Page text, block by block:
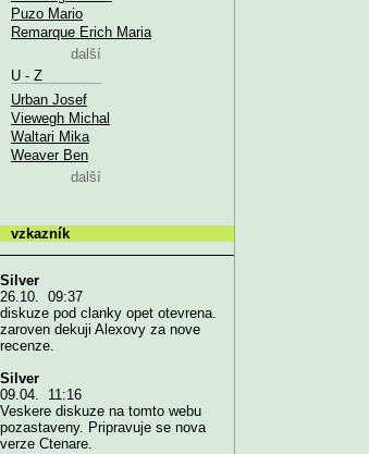
Puzo Mario
Remarque Erich Maria
další
U - Z
Urban Josef
Viewegh Michal
Waltari Mika
Weaver Ben
další
vzkazník
Silver
26.10. 09:37
diskuze pod clanky opet otevrena.
zaroven dekuji Alexovy za nove
recenze.
Silver
09.04. 11:16
Veskere diskuze na tomto webu
pozastaveny. Pripravuje se nova
verze Ctenare.